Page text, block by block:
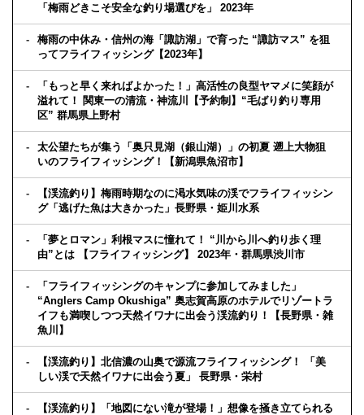
「梅雨どきこそ安全な釣り場選びを」 2023年
梅雨の中休み・信州の海「諏訪湖」で育った “諏訪マス” を狙
ってフライフィッシング【2023年】
「もっと早く来ればよかった！」高活性の良型ヤマメに笑顔が
溢れて！ 関東一の清流・神流川【予約制】“毛ばり釣り専用
区” 群馬県上野村
太公望たちが集う「奥只見湖（銀山湖）」の初夏 遡上大物狙
いのフライフィッシング！【新潟県魚沼市】
【渓流釣り】梅雨時期なのに渇水気味の渓でフライフィッシン
グ「逃げた魚は大きかった」長野県・姫川水系
「夢とロマン」利根マスに憧れて！ “川から川へ釣り歩く理
由”とは 【フライフィッシング】 2023年・群馬県渋川市
「フライフィッシングのキャンプに参加してみました」
“Anglers Camp Okushiga” 奥志賀高原のホテルでリゾートラ
イフも満喫しつつ天然イワナに出会う渓流釣り！【長野県・雑
魚川】
【渓流釣り】北信濃の山奥で源流フライフィッシング！ 「美
しい渓で天然イワナに出会う夏」 長野県・栄村
【渓流釣り】「地図にない滝が登場！」想像を掻き立てられる